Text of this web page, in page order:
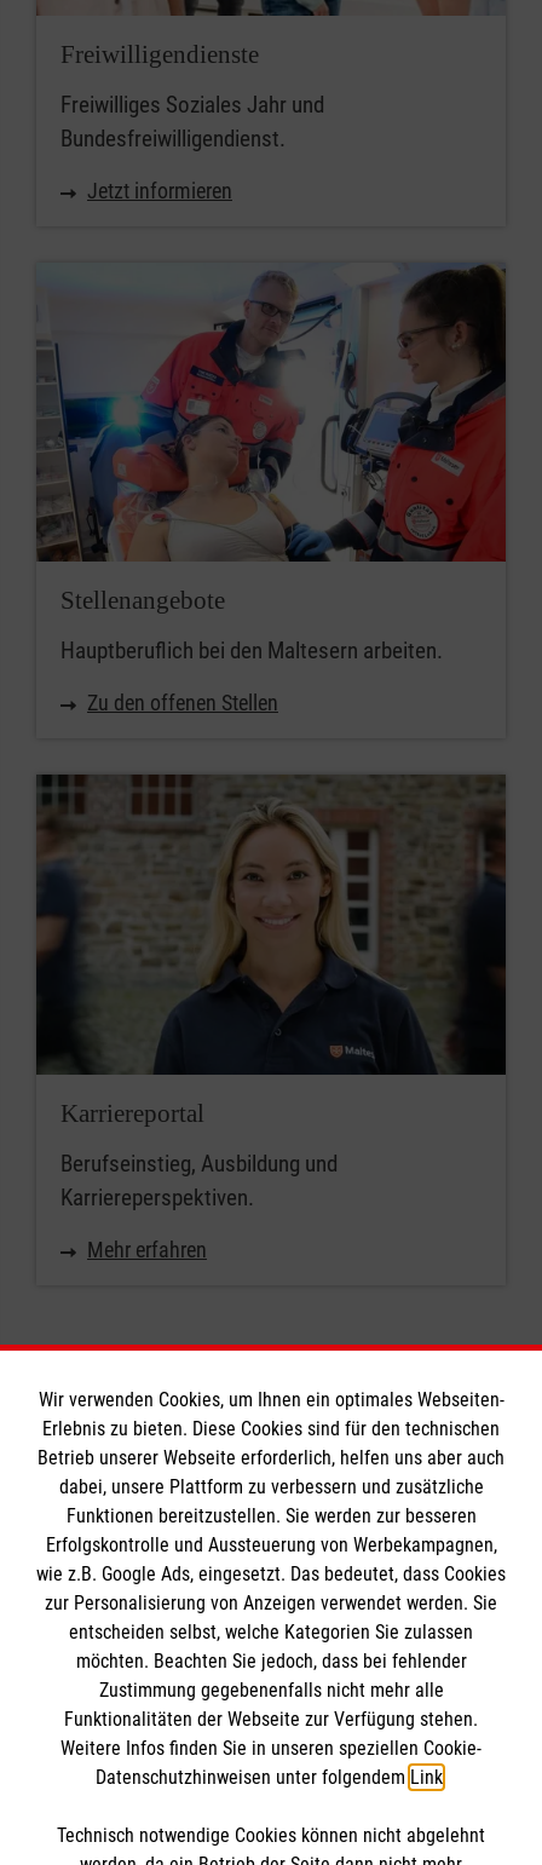
Freiwilligendienste
Freiwilliges Soziales Jahr und
Bundesfreiwilligendienst.
Jetzt informieren
Stellenangebote
Hauptberuflich bei den Maltesern arbeiten.
Zu den offenen Stellen
Karriereportal
Berufseinstieg, Ausbildung und
Karriereperspektiven.
Mehr erfahren
Informationen
Impressum
Datenschutz
Kontakt
Barrierefreiheit
Die Malteser
Malteser in Deutschland
Malteserorden
Sharepoint
Spendenkonto
Bank: PAX Bank für Kirche und Caritas eG
Wir verwenden Cookies, um Ihnen ein optimales Webseiten-
Erlebnis zu bieten. Diese Cookies sind für den technischen
Betrieb unserer Webseite erforderlich, helfen uns aber auch
dabei, unsere Plattform zu verbessern und zusätzliche
Funktionen bereitzustellen. Sie werden zur besseren
Erfolgskontrolle und Aussteuerung von Werbekampagnen,
wie z.B. Google Ads, eingesetzt. Das bedeutet, dass Cookies
zur Personalisierung von Anzeigen verwendet werden. Sie
entscheiden selbst, welche Kategorien Sie zulassen
möchten. Beachten Sie jedoch, dass bei fehlender
Zustimmung gegebenenfalls nicht mehr alle
Funktionalitäten der Webseite zur Verfügung stehen.
Weitere Infos finden Sie in unseren speziellen Cookie-
Datenschutzhinweisen unter folgendem Link.
Technisch notwendige Cookies können nicht abgelehnt